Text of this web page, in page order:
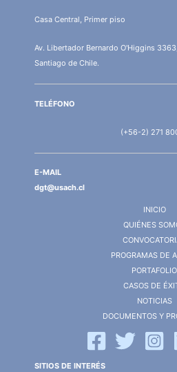
Casa Central, Primer piso
Av. Libertador Bernardo O'Higgins
Santiago de Chile.
TELÉFONO
(+56-2) 271
E-MAIL
dgt@usach.cl
INICIO
QUIÉNES
PROGRAMAS DE
PORTAFOLIO
CASOS DE
NOTICIAS
DOCUMENTOS Y
SITIOS DE INTERÉS